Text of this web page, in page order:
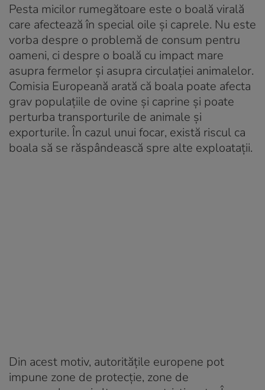
Pesta micilor rumegătoare este o boală virală
care afectează în special oile și caprele. Nu este
vorba despre o problemă de consum pentru
oameni, ci despre o boală cu impact mare
asupra fermelor și asupra circulației animalelor.
Comisia Europeană arată că boala poate afecta
grav populațiile de ovine și caprine și poate
perturba transporturile de animale și
exporturile. În cazul unui focar, există riscul ca
boala să se răspândească spre alte exploatații.
Din acest motiv, autoritățile europene pot
impune zone de protecție, zone de